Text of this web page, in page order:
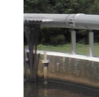
Energieeffizienz &
Grüne Gebäude